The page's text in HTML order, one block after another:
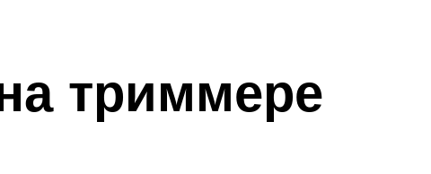
триммере